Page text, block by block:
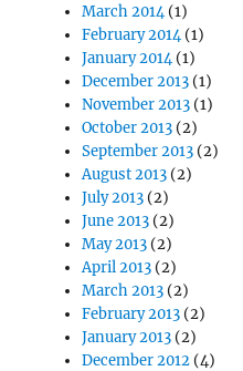
March 2014(1)
February 2014(1)
January 2014(1)
December 2013 (1)
November 2013 (1)
October 2013 (2)
September 2013 (2)
August 2013 (2)
July 2013 (2)
June 2013 (2)
May 2013 (2)
April 2013 (2)
March 2013 (2)
February 2013 (2)
January 2013 (2)
December 2012 (4)